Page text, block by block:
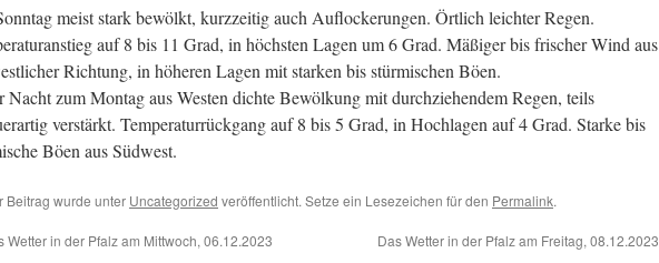
meist stark bewölkt, kurzzeitig auch Auflockerungen. Örtlich leichter Regen.
auf 8 bis 11 Grad, in höchsten Lagen um 6 Grad. Mäßiger bis frischer Wind aus
Richtung, in höheren Lagen mit starken bis stürmischen Böen.
Nacht zum Montag aus Westen dichte Bewölkung mit durchziehendem Regen, teils
verstärkt. Temperaturrückgang auf 8 bis 5 Grad, in Hochlagen auf 4 Grad. Starke bis
Böen aus Südwest.
Beitrag wurde unter Uncategorized veröffentlicht. Setze ein Lesezeichen für den Permalink.
Wetter in der Pfalz am Mittwoch, 06.12.2023 Das Wetter in der Pfalz am Freitag, 08.12.2023